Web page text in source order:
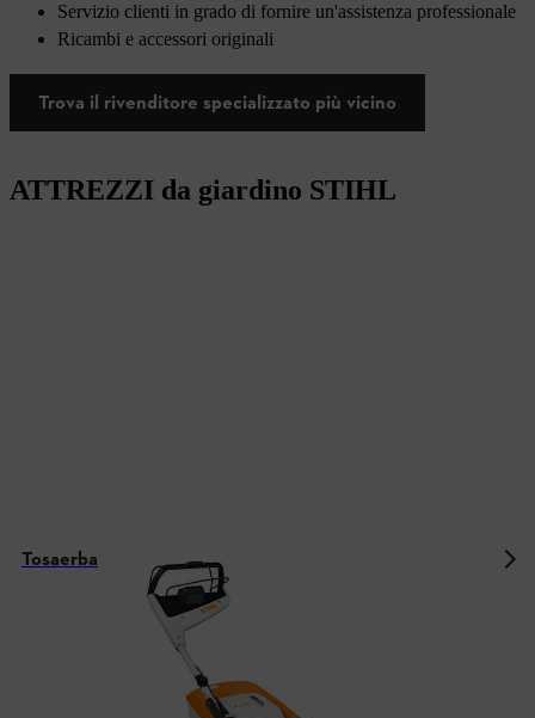
Servizio clienti in grado di fornire un'assistenza professionale
Ricambi e accessori originali
Trova il rivenditore specializzato più vicino
ATTREZZI da giardino STIHL
Tosaerba